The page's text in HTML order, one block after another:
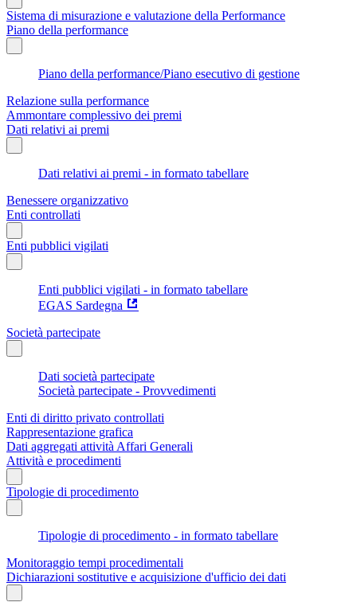
Sistema di misurazione e valutazione della Performance
Piano della performance
Piano della performance/Piano esecutivo di gestione
Relazione sulla performance
Ammontare complessivo dei premi
Dati relativi ai premi
Dati relativi ai premi - in formato tabellare
Benessere organizzativo
Enti controllati
Enti pubblici vigilati
Enti pubblici vigilati - in formato tabellare
EGAS Sardegna
Società partecipate
Dati società partecipate
Società partecipate - Provvedimenti
Enti di diritto privato controllati
Rappresentazione grafica
Dati aggregati attività Affari Generali
Attività e procedimenti
Tipologie di procedimento
Tipologie di procedimento - in formato tabellare
Monitoraggio tempi procedimentali
Dichiarazioni sostitutive e acquisizione d'ufficio dei dati